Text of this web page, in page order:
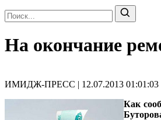
На окончание
ИМИДЖ-ПРЕСС | 12.07.2013 01:01:03
Как